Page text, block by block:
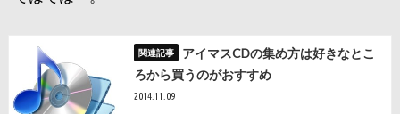
アイマスCDの集め方は好きなとこ
ろから買うのがおすすめ
2014.11.09